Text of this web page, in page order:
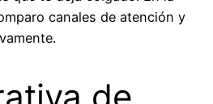
canales de atención y